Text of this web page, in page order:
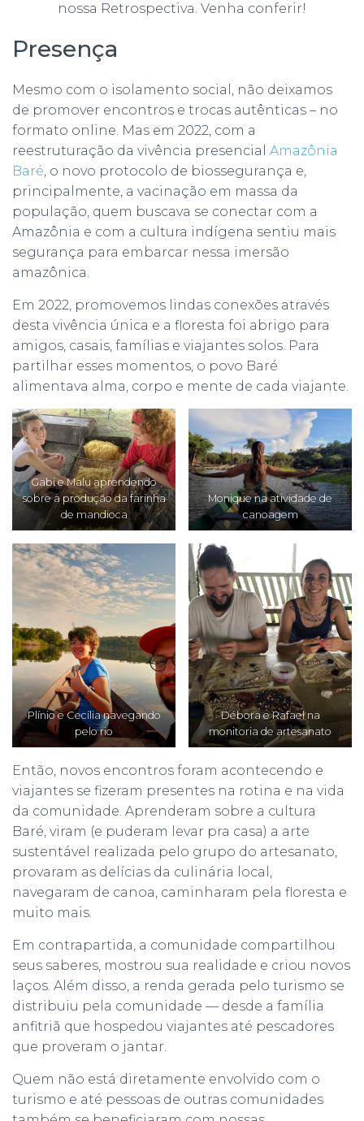
nossa Retrospectiva. Venha conferir!
Presença
Mesmo com o isolamento social, não deixamos
de promover encontros e trocas autênticas – no
formato online. Mas em 2022, com a
reestruturação da vivência presencial Amazônia
Baré, o novo protocolo de biossegurança e,
principalmente, a vacinação em massa da
população, quem buscava se conectar com a
Amazônia e com a cultura indígena sentiu mais
segurança para embarcar nessa imersão
amazônica.
Em 2022, promovemos lindas conexões através
desta vivência única e a floresta foi abrigo para
amigos, casais, famílias e viajantes solos. Para
partilhar esses momentos, o povo Baré
alimentava alma, corpo e mente de cada viajante.
Gabi e Malu aprendendo
sobre a produção da farinha
de mandioca
Monique na atividade de
canoagem
Plínio e Cecília navegando
pelo rio
Débora e Rafael na
monitoria de artesanato
Então, novos encontros foram acontecendo e
viajantes se fizeram presentes na rotina e na vida
da comunidade. Aprenderam sobre a cultura
Baré, viram (e puderam levar pra casa) a arte
sustentável realizada pelo grupo do artesanato,
provaram as delícias da culinária local,
navegaram de canoa, caminharam pela floresta e
muito mais.
Em contrapartida, a comunidade compartilhou
seus saberes, mostrou sua realidade e criou novos
laços. Além disso, a renda gerada pelo turismo se
distribuiu pela comunidade — desde a família
anfitriã que hospedou viajantes até pescadores
que proveram o jantar.
Quem não está diretamente envolvido com o
turismo e até pessoas de outras comunidades